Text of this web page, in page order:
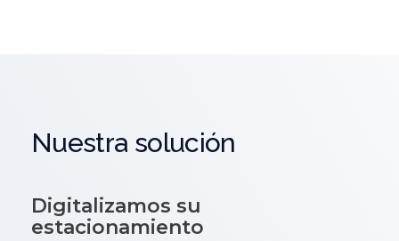
Nuestra solución
Digitalizamos su
estacionamiento